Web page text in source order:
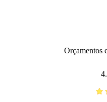
Orçamentos